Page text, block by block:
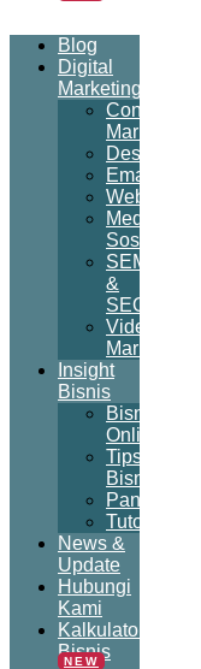
Blog
Digital
Marketing
Content
Marketing
Desain
Email
Website
Media
Sosial
SEM
&
SEO
Video
Marketing
Insight
Bisnis
Bisnis
Online
Tips
Bisnis
Panduan
Tutorial
News &
Update
Hubungi
Kami
Kalkulator
Bisnis
NEW